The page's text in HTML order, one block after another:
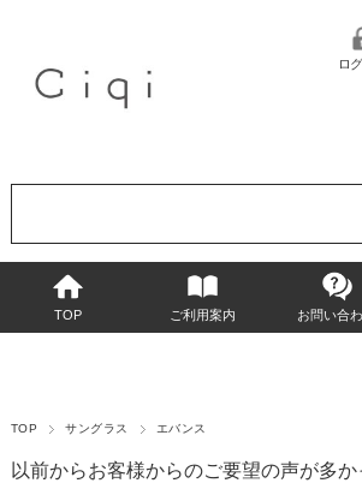
ロ
TOP ご利用案内 お問い合
TOP サングラス エバンス
以前からお客様からのご要望の声が多か